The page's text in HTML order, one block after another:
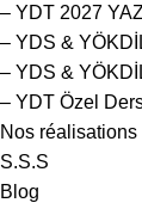
– YDT 2027
– YDS &
– YDS &
– YDT Özel
Nos réalisations
S.S.S
Blog